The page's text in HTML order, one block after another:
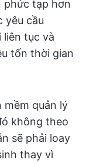
phức tạp hơn
yêu cầu
tục và
tốn thời gian
mềm quản lý
không theo
sẽ phải loay
thay vì